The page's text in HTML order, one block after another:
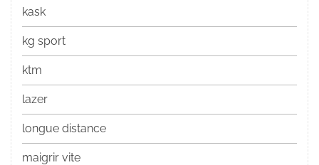
kask
kg sport
ktm
lazer
longue distance
maigrir vite